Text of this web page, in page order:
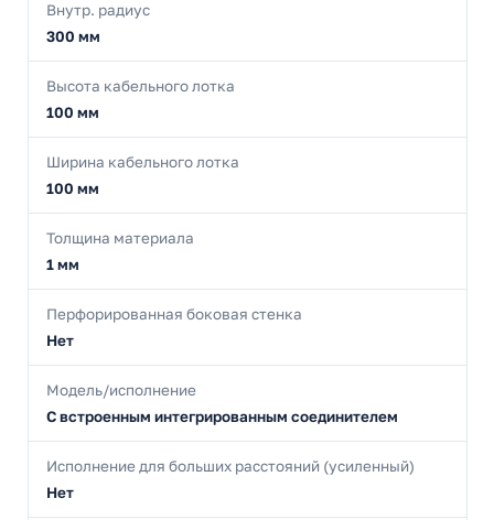
Внутр. радиус
300 мм
Высота кабельного лотка
100 мм
Ширина кабельного лотка
100 мм
Толщина материала
1 мм
Перфорированная боковая стенка
Нет
Модель/исполнение
С встроенным интегрированным соединителем
Исполнение для больших расстояний (усиленный)
Нет